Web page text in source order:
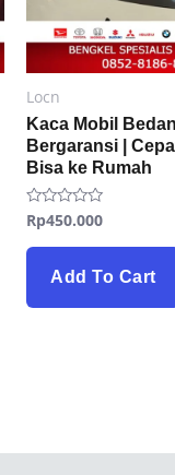
Locn
Kaca Mobil
Bergaransi |
Bisa ke Rumah
Rated
0
out
Rp450.000
Add To Cart